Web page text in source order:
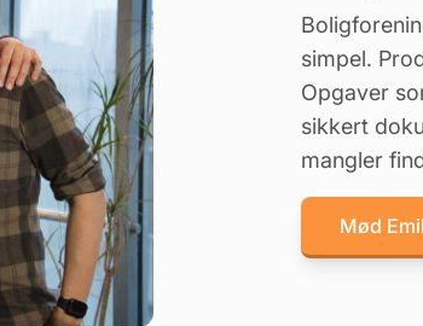
simpel.
Opgaver
sikkert
mangler
Mød